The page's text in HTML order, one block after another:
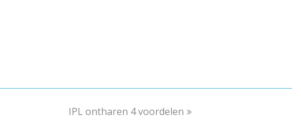
next
IPL ontharen 4 voordelen